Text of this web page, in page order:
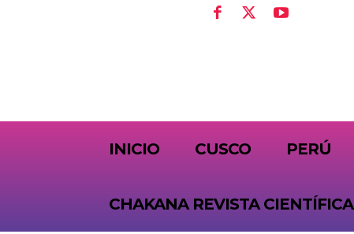
INICIO CUSCO PERÚ
CHAKANA REVISTA CIENTÍFICA